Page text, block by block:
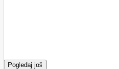
Pogledaj još